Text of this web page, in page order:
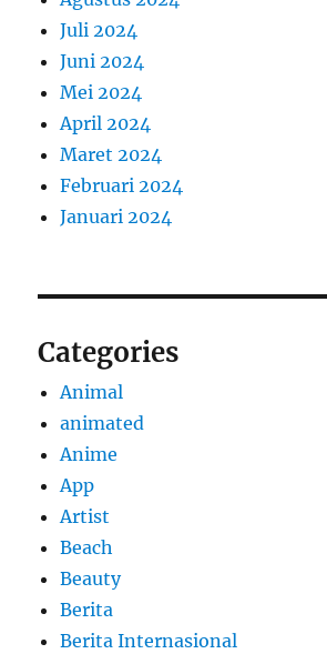
Juli 2024
Juni 2024
Mei 2024
April 2024
Maret 2024
Februari 2024
Januari 2024
Categories
Animal
animated
Anime
App
Artist
Beach
Beauty
Berita
Berita Internasional